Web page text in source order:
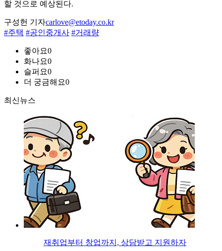
할 것으로 예상된다.
구성헌 기자carlove@etoday.co.kr
#주택 #공인중개사 #거래량
좋아요0
화나요0
슬퍼요0
더 궁금해요0
최신뉴스
재취업부터 창업까지, 상담받고 지원하자